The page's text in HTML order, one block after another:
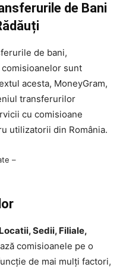
de Bani
de bani,
sunt
acesta, MoneyGram,
transferurilor
cu comisioane
utilizatorii din România.
–
Sedii, Filiale,
comisioanele pe o
de mai mulți factori,